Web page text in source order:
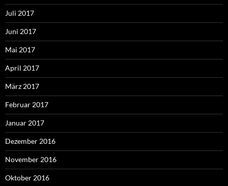
Juli 2017
Juni 2017
Mai 2017
April 2017
März 2017
Februar 2017
Januar 2017
Dezember 2016
November 2016
Oktober 2016